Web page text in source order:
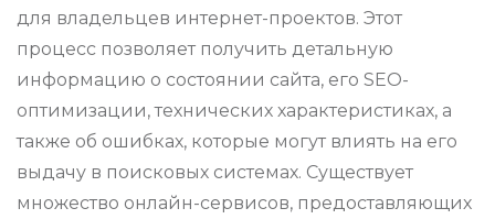
для владельцев интернет-проектов. Этот
процесс позволяет получить детальную
информацию о состоянии сайта, его SEO-
оптимизации, технических характеристиках, а
также об ошибках, которые могут влиять на его
выдачу в поисковых системах. Существует
множество онлайн-сервисов, предоставляющих